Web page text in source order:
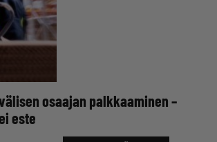
osaajan palkkaaminen –
este